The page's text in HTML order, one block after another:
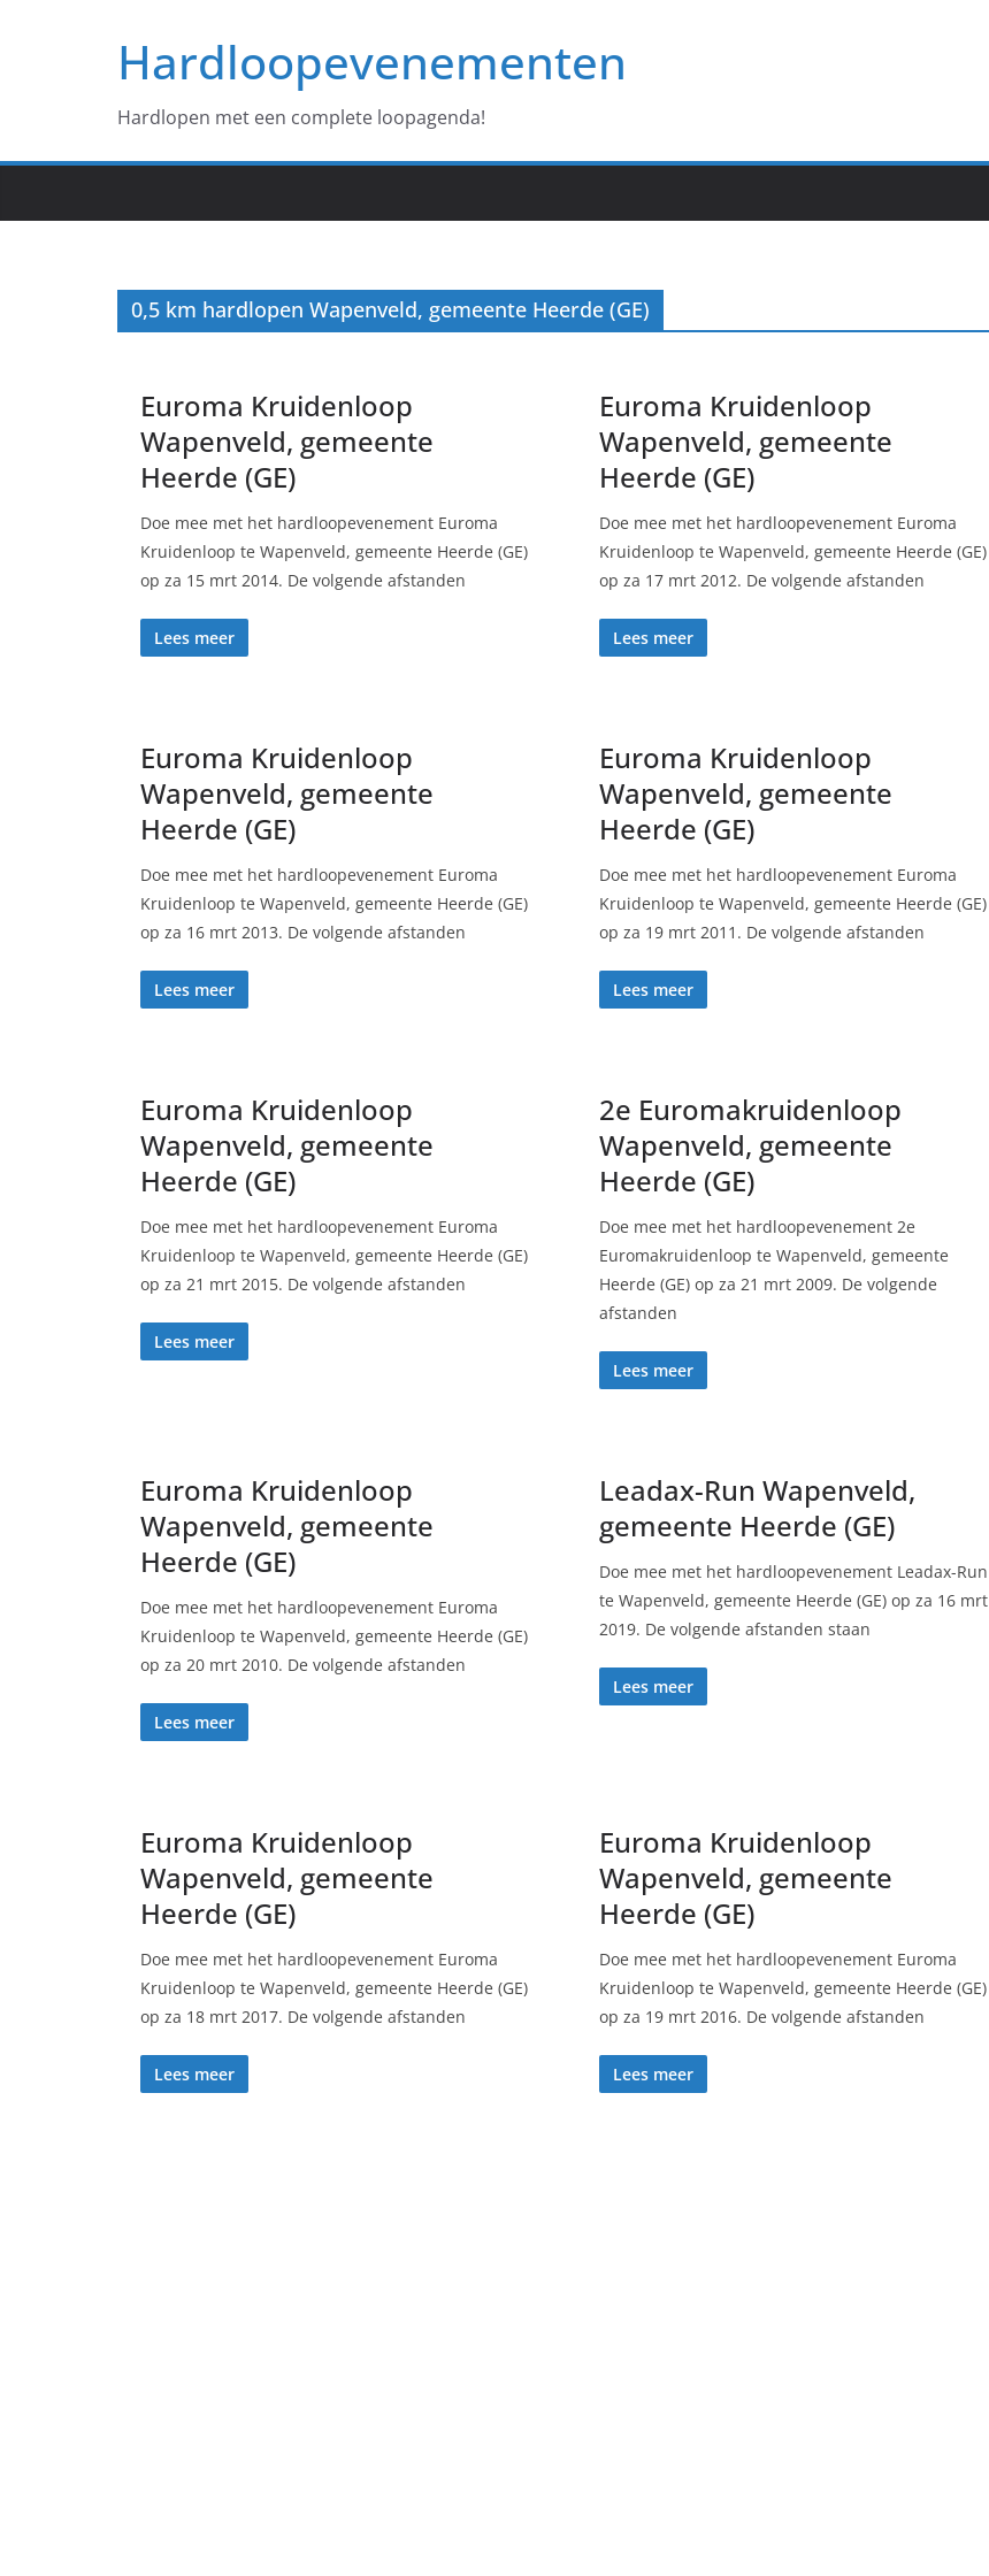
Hardloopevenementen
Hardlopen met een complete loopagenda!
0,5 km hardlopen Wapenveld, gemeente Heerde (GE)
Euroma Kruidenloop
Wapenveld, gemeente
Heerde (GE)
Doe mee met het hardloopevenement Euroma
Kruidenloop te Wapenveld, gemeente Heerde (GE)
op za 15 mrt 2014. De volgende afstanden
Lees meer
Euroma Kruidenloop
Wapenveld, gemeente
Heerde (GE)
Doe mee met het hardloopevenement Euroma
Kruidenloop te Wapenveld, gemeente Heerde (GE)
op za 17 mrt 2012. De volgende afstanden
Lees meer
Euroma Kruidenloop
Wapenveld, gemeente
Heerde (GE)
Doe mee met het hardloopevenement Euroma
Kruidenloop te Wapenveld, gemeente Heerde (GE)
op za 16 mrt 2013. De volgende afstanden
Lees meer
Euroma Kruidenloop
Wapenveld, gemeente
Heerde (GE)
Doe mee met het hardloopevenement Euroma
Kruidenloop te Wapenveld, gemeente Heerde (GE)
op za 19 mrt 2011. De volgende afstanden
Lees meer
Euroma Kruidenloop
Wapenveld, gemeente
Heerde (GE)
Doe mee met het hardloopevenement Euroma
Kruidenloop te Wapenveld, gemeente Heerde (GE)
op za 21 mrt 2015. De volgende afstanden
Lees meer
2e Euromakruidenloop
Wapenveld, gemeente
Heerde (GE)
Doe mee met het hardloopevenement 2e
Euromakruidenloop te Wapenveld, gemeente
Heerde (GE) op za 21 mrt 2009. De volgende
afstanden
Lees meer
Euroma Kruidenloop
Wapenveld, gemeente
Heerde (GE)
Doe mee met het hardloopevenement Euroma
Kruidenloop te Wapenveld, gemeente Heerde (GE)
op za 20 mrt 2010. De volgende afstanden
Lees meer
Leadax-Run Wapenveld,
gemeente Heerde (GE)
Doe mee met het hardloopevenement Leadax-Run
te Wapenveld, gemeente Heerde (GE) op za 16 mrt
2019. De volgende afstanden staan
Lees meer
Euroma Kruidenloop
Wapenveld, gemeente
Heerde (GE)
Doe mee met het hardloopevenement Euroma
Kruidenloop te Wapenveld, gemeente Heerde (GE)
op za 18 mrt 2017. De volgende afstanden
Lees meer
Euroma Kruidenloop
Wapenveld, gemeente
Heerde (GE)
Doe mee met het hardloopevenement Euroma
Kruidenloop te Wapenveld, gemeente Heerde (GE)
op za 19 mrt 2016. De volgende afstanden
Lees meer